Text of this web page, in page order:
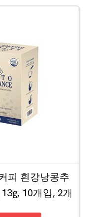
피 흰강낭콩추
10개입, 2개